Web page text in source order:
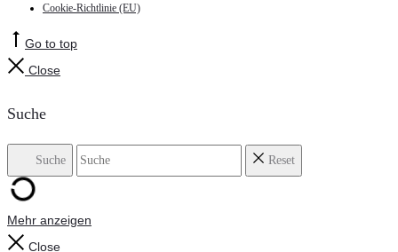
Cookie-Richtlinie (EU)
Go to top
Close
Suche
Suche Reset
Mehr anzeigen
Close